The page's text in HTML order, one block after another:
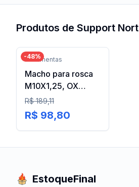
Produtos de Support Nort
-48%
Ferramentas
Macho para rosca
M10X1,25, OX
Helicoidal OSG
R$ 189,11
R$ 98,80
EstoqueFinal